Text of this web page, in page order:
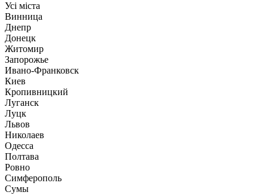
Усі міста
Винница
Днепр
Донецк
Житомир
Запорожье
Ивано-Франковск
Киев
Кропивницкий
Луганск
Луцк
Львов
Николаев
Одесса
Полтава
Ровно
Симферополь
Сумы